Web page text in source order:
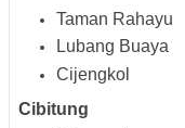
Taman Rahayu
Lubang Buaya
Cijengkol
Cibitung